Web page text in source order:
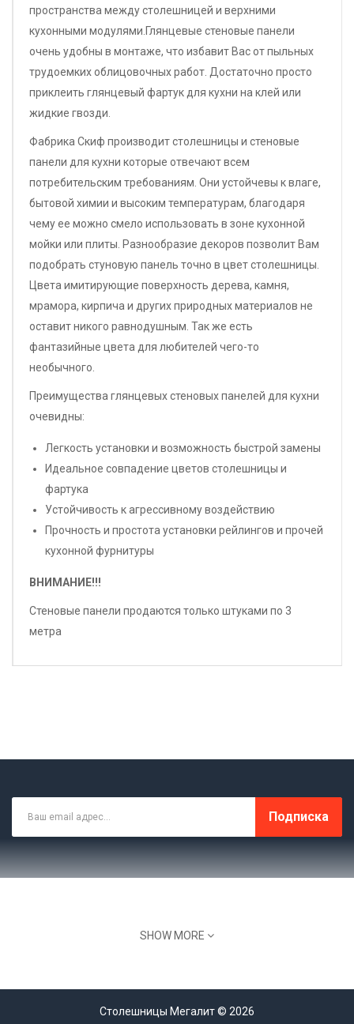
пространства между столешницей и верхними
кухонными модулями.Глянцевые стеновые панели
очень удобны в монтаже, что избавит Вас от пыльных
трудоемких облицовочных работ. Достаточно просто
приклеить глянцевый фартук для кухни на клей или
жидкие гвозди.
Фабрика Скиф производит столешницы и стеновые
панели для кухни которые отвечают всем
потребительским требованиям. Они устойчевы к влаге,
бытовой химии и высоким температурам, благодаря
чему ее можно смело использовать в зоне кухонной
мойки или плиты. Разнообразие декоров позволит Вам
подобрать стуновую панель точно в цвет столешницы.
Цвета имитирующие поверхность дерева, камня,
мрамора, кирпича и других природных материалов не
оставит никого равнодушным. Так же есть
фантазийные цвета для любителей чего-то
необычного.
Преимущества глянцевых стеновых панелей для кухни
очевидны:
Легкость установки и возможность быстрой замены
Идеальное совпадение цветов столешницы и
фартука
Устойчивость к агрессивному воздействию
Прочность и простота установки рейлингов и прочей
кухонной фурнитуры
ВНИМАНИЕ!!!
Стеновые панели продаются только штуками по 3
метра
Подписка
SHOW MORE
Столешницы Мегалит © 2026